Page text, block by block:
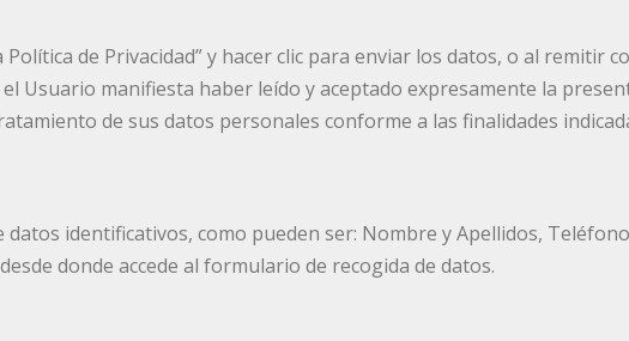
de Privacidad” y hacer clic para enviar los datos, o al remitir
Usuario manifiesta haber leído y aceptado expresamente la
de sus datos personales conforme a las finalidades
identificativos, como pueden ser: Nombre y Apellidos,
donde accede al formulario de recogida de datos.